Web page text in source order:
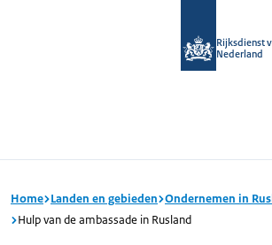
Rijksdienst
Nederland
Home Landen en gebieden Ondernemen in
Hulp van de ambassade in Rusland